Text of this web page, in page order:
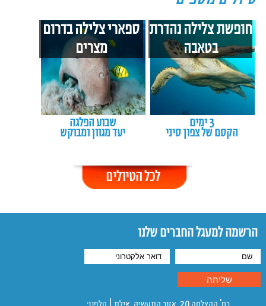
חופשת צלילה נהדרת
בטאבה
3 ימים
הקסם של צפון סיני
ספארי צלילה בדרום
מצרים
שבוע הפלגה
יעד מגוון ומבוקש
לכל הטיולים
הרשמה למעגל החברים שלנו